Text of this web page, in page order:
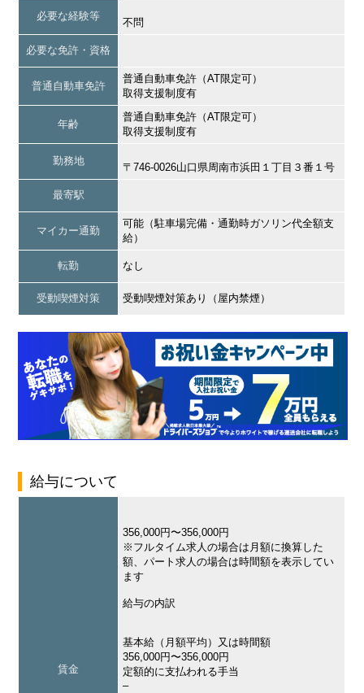
必要な経験等
不問
必要な免許・資格
普通自動車免許
普通自動車免許（AT限定可）
取得支援制度有
年齢
普通自動車免許（AT限定可）
取得支援制度有
勤務地
〒746-0026山口県周南市浜田１丁目３番１号
最寄駅
マイカー通勤
可能（駐車場完備・通勤時ガソリン代全額支
給）
転勤 なし
受動喫煙対策 受動喫煙対策あり（屋内禁煙）
給与について
賃金
356,000円〜356,000円
※フルタイム求人の場合は月額に換算した
額、パート求人の場合は時間額を表示してい
ます
給与の内訳
基本給（月額平均）又は時間額
356,000円〜356,000円
定額的に支払われる手当
–